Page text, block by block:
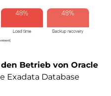
Betrieb von Oracle
Exadata Database